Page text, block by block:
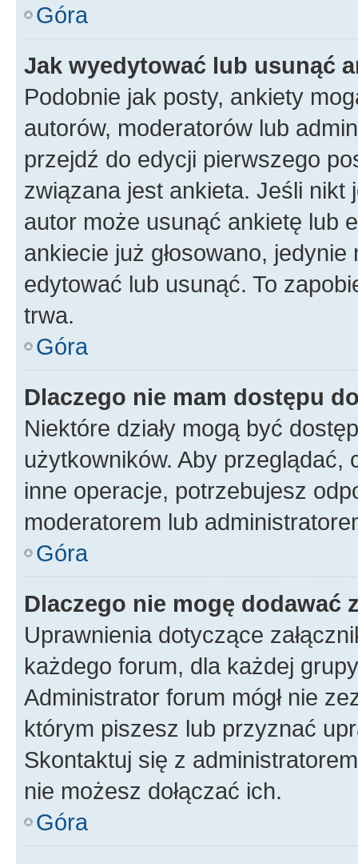
Góra
Jak wyedytować lub usunąć
Podobnie jak posty, ankiety
autorów, moderatorów lub
przejdź do edycji pierwszego
związana jest ankieta. Jeśli nikt
autor może usunąć ankietę lub
ankiecie już głosowano,
edytować lub usunąć. To
trwa.
Góra
Dlaczego nie mam dostępu
Niektóre działy mogą być
użytkowników. Aby
inne operacje, potrzebujesz
moderatorem lub
Góra
Dlaczego nie mogę dodawać
Uprawnienia dotyczące
każdego forum, dla każdej
Administrator forum mógł nie
którym piszesz lub przyznać
Skontaktuj się z
nie możesz dołączać ich.
Góra